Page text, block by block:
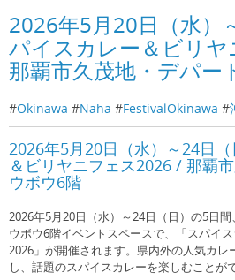
2026年5月20日（水）
パイスカレー＆ビリ
那覇市久茂地・デパー
#Okinawa #Naha #FestivalOkinawa #
2026年5月20日（水）～24日
＆ビリヤニフェス2026 / 那覇
ウボウ6階
2026年5月20日（水）～24日（日）の5日
ウボウ6階イベントスペースで、「スパイ
2026」が開催されます。県内外の人気カ
し、話題のスパイスカレーを楽しむことが